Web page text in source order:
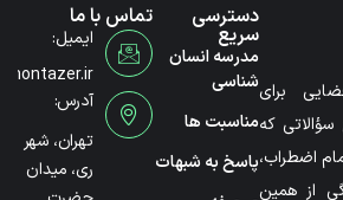
برای
که
اضطراب،
از همین
دسترسی
سریع
مدرسه انسان
شناسی
مناسبت ها
پاسخ به شبهات
تماس با ما
ایمیل:
آدرس:
تهران، شهر
ری، میدان